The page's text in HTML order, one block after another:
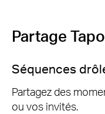
Partage Tapo
Séquences
Partagez des
ou vos invités.